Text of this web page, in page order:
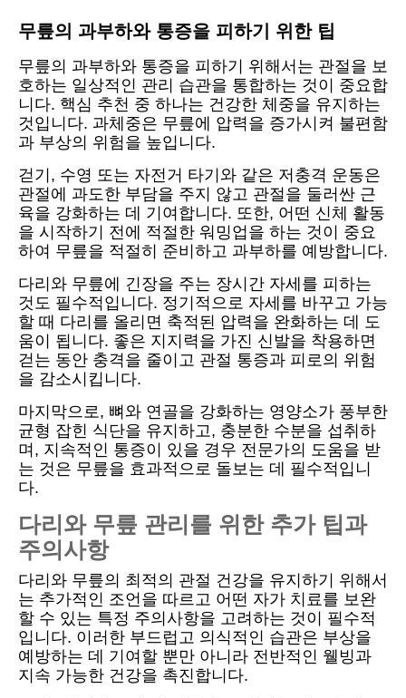
무릎의 과부하와 통증을 피하기 위한 팁
무릎의 과부하와 통증을 피하기 위해서는 관절을 보
호하는 일상적인 관리 습관을 통합하는 것이 중요합
니다. 핵심 추천 중 하나는 건강한 체중을 유지하는
것입니다. 과체중은 무릎에 압력을 증가시켜 불편함
과 부상의 위험을 높입니다.
걷기, 수영 또는 자전거 타기와 같은 저충격 운동은
관절에 과도한 부담을 주지 않고 관절을 둘러싼 근
육을 강화하는 데 기여합니다. 또한, 어떤 신체 활동
을 시작하기 전에 적절한 워밍업을 하는 것이 중요
하여 무릎을 적절히 준비하고 과부하를 예방합니다.
다리와 무릎에 긴장을 주는 장시간 자세를 피하는
것도 필수적입니다. 정기적으로 자세를 바꾸고 가능
할 때 다리를 올리면 축적된 압력을 완화하는 데 도
움이 됩니다. 좋은 지지력을 가진 신발을 착용하면
걷는 동안 충격을 줄이고 관절 통증과 피로의 위험
을 감소시킵니다.
마지막으로, 뼈와 연골을 강화하는 영양소가 풍부한
균형 잡힌 식단을 유지하고, 충분한 수분을 섭취하
며, 지속적인 통증이 있을 경우 전문가의 도움을 받
는 것은 무릎을 효과적으로 돌보는 데 필수적입니
다.
다리와 무릎 관리를 위한 추가 팁과
주의사항
다리와 무릎의 최적의 관절 건강을 유지하기 위해서
는 추가적인 조언을 따르고 어떤 자가 치료를 보완
할 수 있는 특정 주의사항을 고려하는 것이 필수적
입니다. 이러한 부드럽고 의식적인 습관은 부상을
예방하는 데 기여할 뿐만 아니라 전반적인 웰빙과
지속 가능한 건강을 촉진합니다.